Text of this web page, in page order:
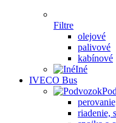
Filtre
olejové
palivové
kabínové
Iné
IVECO Bus
riadenie,